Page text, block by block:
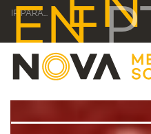
IR PARA...
EN